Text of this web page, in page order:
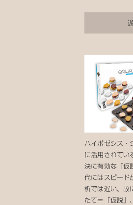
ハイポゼシス・
に活用されてい
決に有効な「仮
代にはスピード
析では遅い。故
たて＝「仮説